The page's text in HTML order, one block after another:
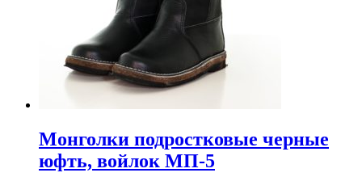
Монголки подростковые черные
юфть, войлок МП-5